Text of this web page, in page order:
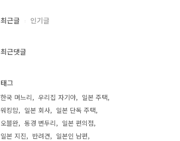
최근글 인기글
최근댓글
태그
한국 며느리 우리집 자기야
일본 주택
워킹맘
일본 회사
일본 단독 주택
오블완
동경 변두리
일본 편의점
일본 지진
반려견
일본인 남편